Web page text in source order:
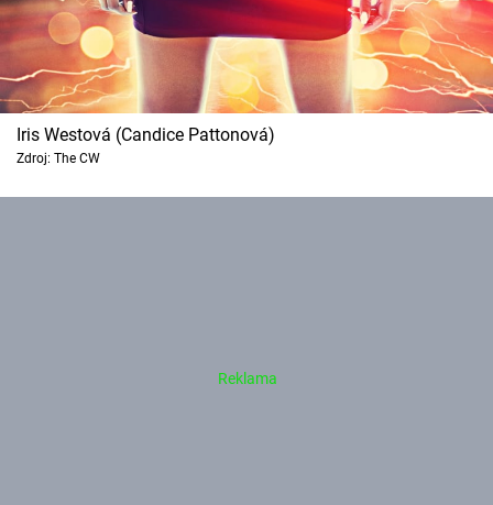
Iris Westová (Candice Pattonová)
Zdroj: The CW